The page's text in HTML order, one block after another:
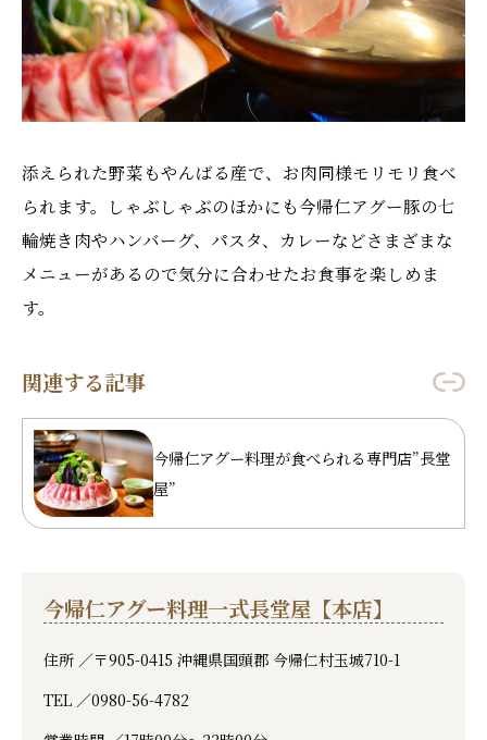
添えられた野菜もやんばる産で、お肉同様モリモリ食べ
られます。しゃぶしゃぶのほかにも今帰仁アグー豚の七
輪焼き肉やハンバーグ、パスタ、カレーなどさまざまな
メニューがあるので気分に合わせたお食事を楽しめま
す。
関連する記事
今帰仁アグー料理が食べられる専門店”長堂
屋”
今帰仁アグー料理一式長堂屋【本店】
住所 ／〒905-0415 沖縄県国頭郡 今帰仁村玉城710-1
TEL ／0980-56-4782